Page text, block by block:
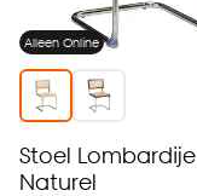
Alleen Online
Stoel Lombardije
Naturel